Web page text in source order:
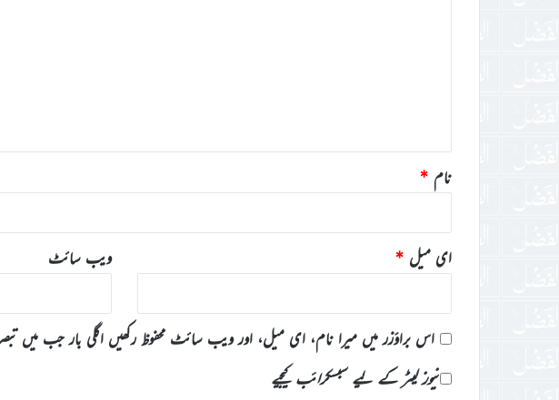
نام *
ای میل * ویب‌ سائٹ
اس براؤزر میں میرا نام، ای میل، اور ویب سائٹ محفوظ رکھیں اگلی بار جب میں
نیوز لیٹر کے لیے سبسکرائب کیجیے